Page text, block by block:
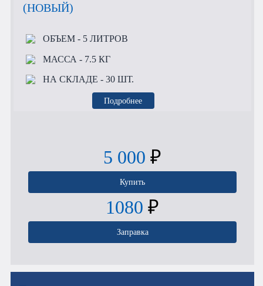
(НОВЫЙ)
ОБЪЕМ- 5 ЛИТРОВ
МАССА - 7.5 КГ
НА СКЛАДЕ - 30 ШТ.
Подробнее
5 000 ₽
Купить
1080 ₽
Заправка